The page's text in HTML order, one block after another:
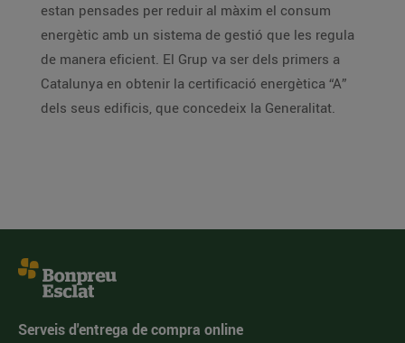
estan pensades per reduir al màxim el consum
energètic amb un sistema de gestió que les regula
de manera eficient. El Grup va ser dels primers a
Catalunya en obtenir la certificació energètica “A”
dels seus edificis, que concedeix la Generalitat.
Serveis d'entrega de compra online